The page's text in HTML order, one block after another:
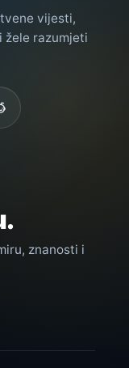
vijesti,
žele razumjeti
znanosti i